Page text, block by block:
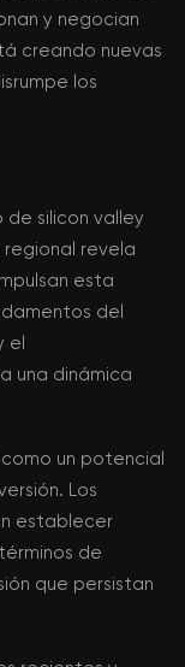
y negocian
creando nuevas
los
de silicon valley
revela
esta
del
el
una dinámica
un potencial
Los
establecer
de
que persistan